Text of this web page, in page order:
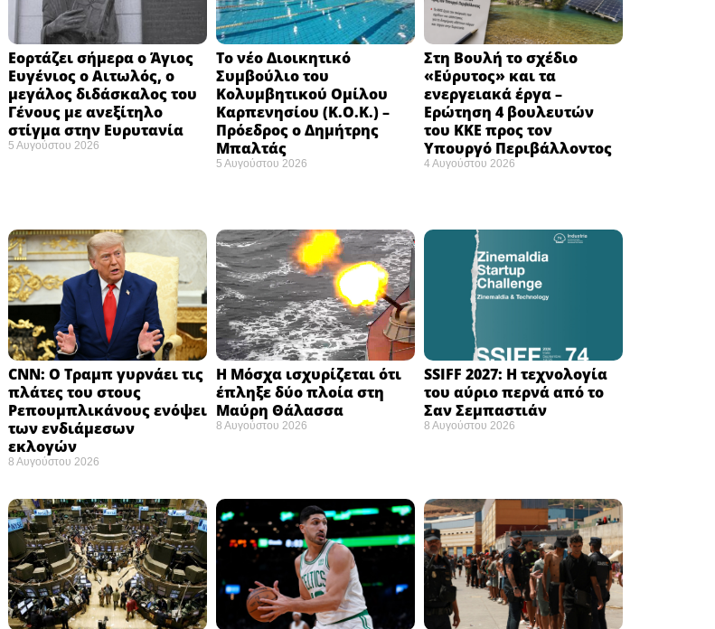
Εορτάζει σήμερα ο Άγιος
Ευγένιος ο Αιτωλός, ο
μεγάλος διδάσκαλος του
Γένους με ανεξίτηλο
στίγμα στην Ευρυτανία
5 Αυγούστου 2026
Το νέο Διοικητικό
Συμβούλιο του
Κολυμβητικού Ομίλου
Καρπενησίου (Κ.Ο.Κ.) –
Πρόεδρος ο Δημήτρης
Μπαλτάς
5 Αυγούστου 2026
Στη Βουλή το σχέδιο
«Εύρυτος» και τα
ενεργειακά έργα –
Ερώτηση 4 βουλευτών
του ΚΚΕ προς τον
Υπουργό Περιβάλλοντος
4 Αυγούστου 2026
CNN: Ο Τραμπ γυρνάει τις
πλάτες του στους
Ρεπουμπλικάνους ενόψει
των ενδιάμεσων
εκλογών ​
8 Αυγούστου 2026
Η Μόσχα ισχυρίζεται ότι
έπληξε δύο πλοία στη
Μαύρη Θάλασσα ​
8 Αυγούστου 2026
SSIFF 2027: Η τεχνολογία
του αύριο περνά από το
Σαν Σεμπαστιάν ​
8 Αυγούστου 2026